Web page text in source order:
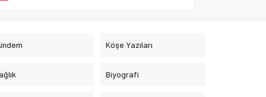
Köşe Yazıları
Biyografi